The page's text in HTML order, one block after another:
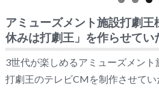
アミューズメント施設打
休みは打劇王」を作らせてい
3世代が楽しめるアミューズメント
打劇王のテレビCMを制作させてい